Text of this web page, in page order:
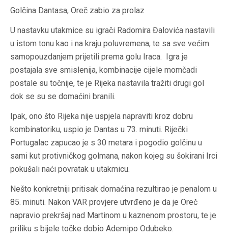
Golčina Dantasa, Oreč zabio za prolaz
U nastavku utakmice su igrači Radomira Đalovića nastavili
u istom tonu kao i na kraju poluvremena, te sa sve većim
samopouzdanjem prijetili prema golu Iraca. Igra je
postajala sve smislenija, kombinacije cijele momčadi
postale su točnije, te je Rijeka nastavila tražiti drugi gol
dok se su se domaćini branili.
Ipak, ono što Rijeka nije uspjela napraviti kroz dobru
kombinatoriku, uspio je Dantas u 73. minuti. Riječki
Portugalac zapucao je s 30 metara i pogodio golčinu u
sami kut protivničkog golmana, nakon kojeg su šokirani Irci
pokušali naći povratak u utakmicu.
Nešto konkretniji pritisak domaćina rezultirao je penalom u
85. minuti. Nakon VAR provjere utvrđeno je da je Oreč
napravio prekršaj nad Martinom u kaznenom prostoru, te je
priliku s bijele točke dobio Ademipo Odubeko.